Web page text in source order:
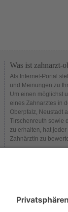
Was ist zahnarzt-
Als Internet-Portal
und Meinungen zu
Um einen möglichst
eines Zahnarztes in
Oberpfalz, Neustadt
Tirschenreuth sowie
zu erhalten, hat
Zahnärztin zu